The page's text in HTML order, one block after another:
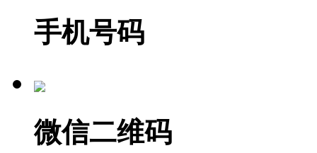
手机号码
微信二维码